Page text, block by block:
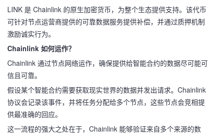
LINK 是 Chainlink 的原生加密货币，为整个生态提供支持。该代币
可针对节点运营商提供的可靠数据服务提供补偿，并通过质押机制
激励诚实行为。
Chainlink 如何运作？
Chainlink 通过节点网络运作，确保提供给智能合约的数据尽可能可
信且可靠。
假设某个智能合约需要获取现实世界的数据并发出请求。Chainlink
协议会记录该事件，并将任务分配给多个节点，这些节点会竞相提
供最准确的回应。
这一流程的强大之处在于，Chainlink 能够验证来自多个来源的数